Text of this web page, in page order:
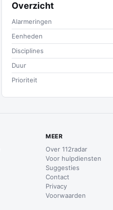
Overzicht
Alarmeringen
Eenheden
Disciplines
Duur
Prioriteit
MEER
Over 112radar
Voor hulpdiensten
Suggesties
Contact
Privacy
Voorwaarden